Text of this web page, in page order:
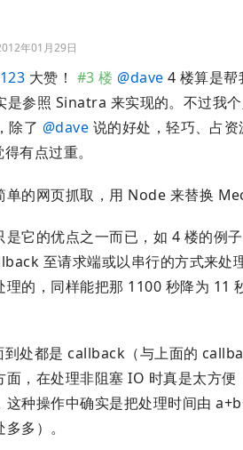
年01月29日
大赞！ #3 楼 @dave 4 楼算是
是参照 Sinatra 来实现的。不过我
除了 @dave 说的好处，轻巧、占
有点过重。
单的网页抓取，用 Node 来替换
是它的优点之一而已，如 4 楼的例
至请求端或以串行的方式来
理的，同样能把那 1100 秒降为
处都是 callback（与上面的
面，在处理非阻塞 IO 时真是太方
这种操作中确实是把处理时间由
多）。